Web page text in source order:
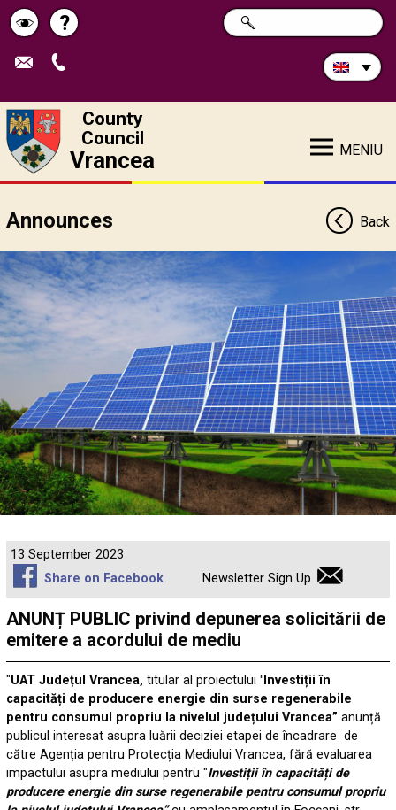
Schimbă
contrastul
Help
?
Search
in
SEARCH
County
Council
Vrancea MENIU
Announces Back
13 September 2023
Share on Facebook
Newsletter Sign Up
ANUNȚ PUBLIC privind depunerea solicitării de
emitere a acordului de mediu
″UAT Județul Vrancea,titular al proiectului″Investiții în
capacități de producere energie din surse regenerabile
pentru consumul propriu la nivelul județului Vrancea”anunță
publicul interesat asupra luării deciziei etapei de încadrare de
către Agenția pentru Protecția Mediului Vrancea, fără evaluarea
impactului asupra mediului pentru ″Investiții în capacități de
producere energie din surse regenerabile pentru consumul propriu